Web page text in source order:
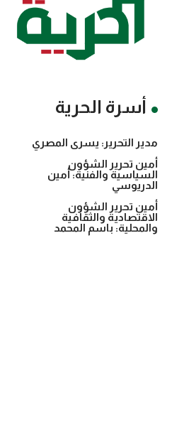
أسرة الحرية
مدير التحرير: يسرى المصري
أمين تحرير الشؤون
السياسية والفنية: أمين
الدريوسي
أمين تحرير الشؤون
الاقتصادية والثقافية
والمحلية: باسم المحمد